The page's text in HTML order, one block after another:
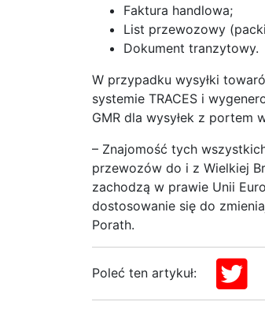
Faktura handlowa;
List przewozowy
Dokument tranzytowy.
W przypadku wysyłki
systemie TRACES i
GMR dla wysyłek z portem
– Znajomość tych
przewozów do i z Wielkiej
zachodzą w prawie Unii
dostosowanie się do
Porath.
Poleć ten artykuł: